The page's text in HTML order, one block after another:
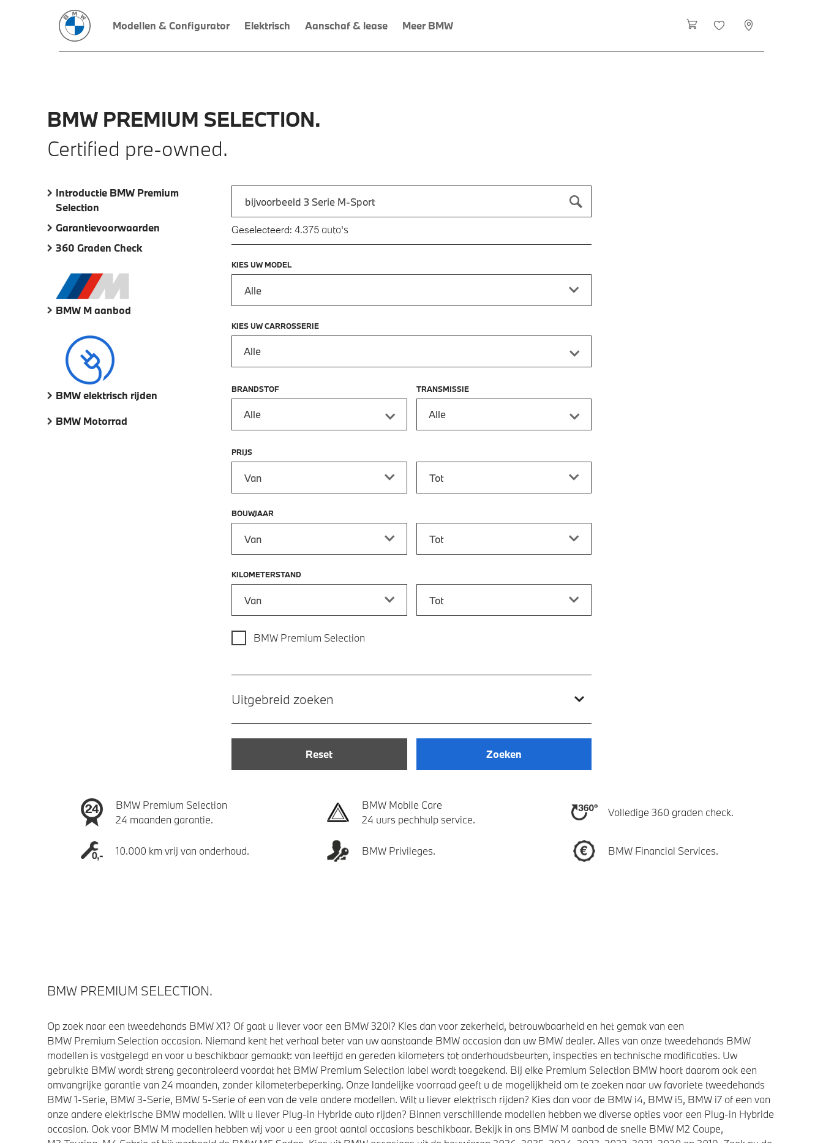
Modellen & Configurator Elektrisch Aanschaf & lease Meer BMW
BMW PREMIUM SELECTION.
Certified pre-owned.
Introductie BMW Premium
Selection
Garantievoorwaarden
360 Graden Check
BMW M aanbod
BMW elektrisch rijden
BMW Motorrad
Typ een automodel in en druk op enter om te zoeken
Geselecteerd: 4.375 auto's
KIES UW MODEL
KIES UW CARROSSERIE
Alle
BRANDSTOF
Alle
TRANSMISSIE
Alle
PRIJS
BOUWJAAR
KILOMETERSTAND
BMW Premium Selection
Uitgebreid zoeken
Reset Zoeken
BMW Premium Selection
24 maanden garantie.
BMW Mobile Care
24 uurs pechhulp service.
Volledige 360 graden check.
10.000 km vrij van onderhoud. BMW Privileges. BMW Financial Services.
BMW PREMIUM SELECTION.
Op zoek naar een tweedehands BMW X1? Of gaat u liever voor een BMW 320i? Kies dan voor zekerheid, betrouwbaarheid en het gemak van een
BMW Premium Selection occasion. Niemand kent het verhaal beter van uw aanstaande BMW occasion dan uw BMW dealer. Alles van onze tweedehands BMW
modellen is vastgelegd en voor u beschikbaar gemaakt: van leeftijd en gereden kilometers tot onderhoudsbeurten, inspecties en technische modificaties. Uw
gebruikte BMW wordt streng gecontroleerd voordat het BMW Premium Selection label wordt toegekend. Bij elke Premium Selection BMW hoort daarom ook een
omvangrijke garantie van 24 maanden, zonder kilometerbeperking. Onze landelijke voorraad geeft u de mogelijkheid om te zoeken naar uw favoriete tweedehands
BMW 1-Serie, BMW 3-Serie, BMW 5-Serie of een van de vele andere modellen. Wilt u liever elektrisch rijden? Kies dan voor de BMW i4, BMW i5, BMW i7 of een van
onze andere elektrische BMW modellen. Wilt u liever Plug-in Hybride auto rijden? Binnen verschillende modellen hebben we diverse opties voor een Plug-in Hybride
occasion. Ook voor BMW M modellen hebben wij voor u een groot aantal occasions beschikbaar. Bekijk in ons BMW M aanbod de snelle BMW M2 Coupe,